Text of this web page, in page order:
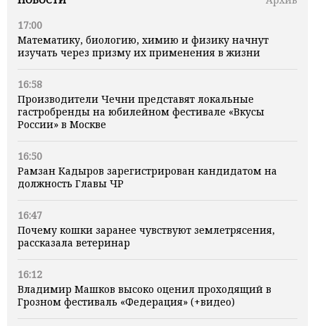
17:00
Математику, биологию, химию и физику начнут
изучать через призму их применения в жизни
16:58
Производители Чечни представят локальные
гастробренды на юбилейном фестивале «Вкусы
России» в Москве
16:50
Рамзан Кадыров зарегистрирован кандидатом на
должность Главы ЧР
16:47
Почему кошки заранее чувствуют землетрясения,
рассказала ветеринар
16:12
Владимир Машков высоко оценил проходящий в
Грозном фестиваль «Федерация» (+видео)